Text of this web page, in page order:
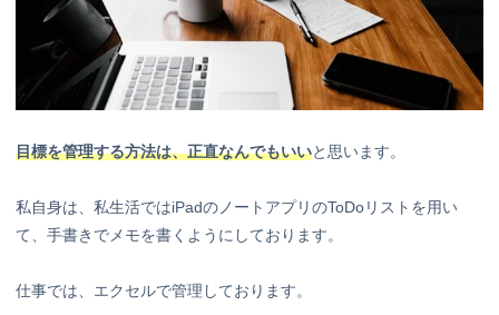
目標を管理する方法は、正直なんでもいいと思います。
私自身は、私生活ではiPadのノートアプリのToDoリストを用い
て、手書きでメモを書くようにしております。
仕事では、エクセルで管理しております。